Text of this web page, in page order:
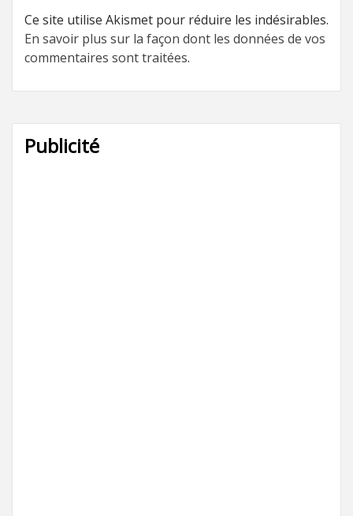
Ce site utilise Akismet pour réduire les indésirables.
En savoir plus sur la façon dont les données de vos
commentaires sont traitées.
Publicité